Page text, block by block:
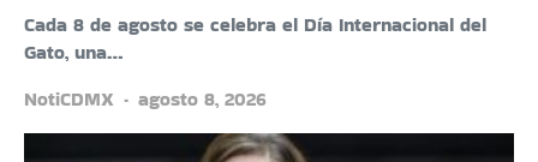
Cada 8 de agosto se celebra el Día Internacional del
Gato, una…
NotiCDMX
agosto 8, 2026